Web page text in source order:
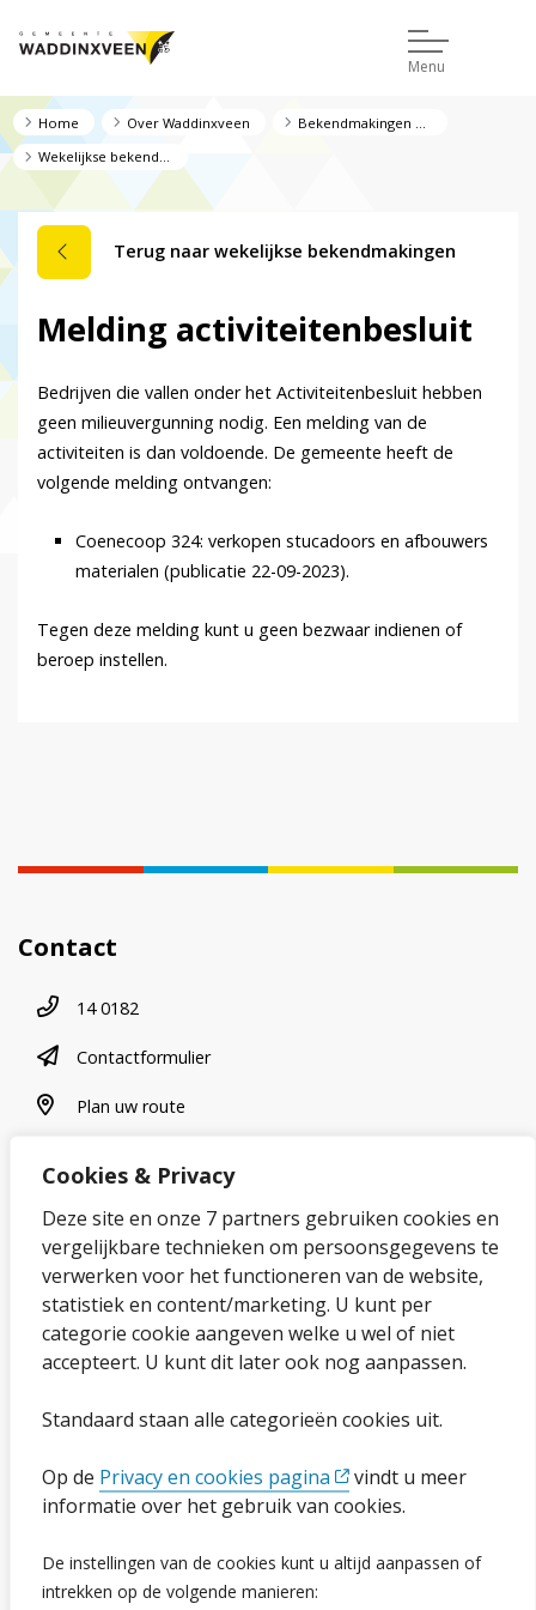
Cookies & Privacy
Deze site en onze 7 partners gebruiken cookies en
vergelijkbare technieken om persoonsgegevens te
verwerken voor het functioneren van de website,
statistiek en content/marketing. U kunt per
categorie cookie aangeven welke u wel of niet
accepteert. U kunt dit later ook nog aanpassen.
Standaard staan alle categorieën cookies uit.
Op de Privacy en cookies pagina
vindt u meer
informatie over het gebruik van cookies.
De instellingen van de cookies kunt u altijd aanpassen of
intrekken op de volgende manieren:
Menu
Home Over Waddinxveen
Wekelijkse bekendmakingen
Terug naar wekelijkse bekendmakingen
Melding activiteitenbesluit
Bedrijven die vallen onder het Activiteitenbesluit hebben
geen milieuvergunning nodig. Een melding van de
activiteiten is dan voldoende. De gemeente heeft de
volgende melding ontvangen:
Coenecoop 324: verkopen stucadoors en afbouwers
materialen (publicatie 22-09-2023).
Tegen deze melding kunt u geen bezwaar indienen of
beroep instellen.
Contact
Telefoonnummer
14 0182
contactformulier
Contactformulier
plan uw route
Plan uw route
Over onze website
Sitemap
Privacybeleid en cookies
Cookies wijzigen
Ga naar de pagina
Proclaimer en copyright